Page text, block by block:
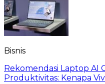
Bisnis
Rekomendasi Laptop
Produktivitas: Kenapa